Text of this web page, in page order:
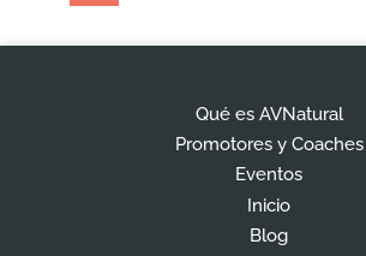
Qué es AVNatural
Promotores y Coaches
Eventos
Inicio
Blog